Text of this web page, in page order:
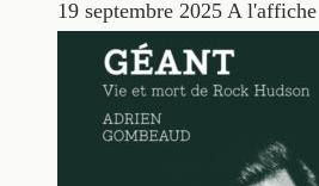
19 septembre 2025 A l'affiche